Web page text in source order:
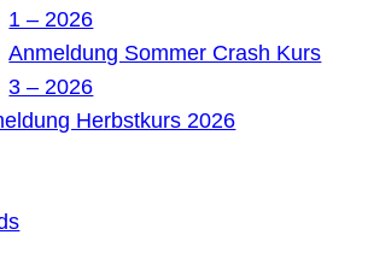
1 – 2026
Anmeldung Sommer Crash Kurs
3 – 2026
Herbstkurs 2026